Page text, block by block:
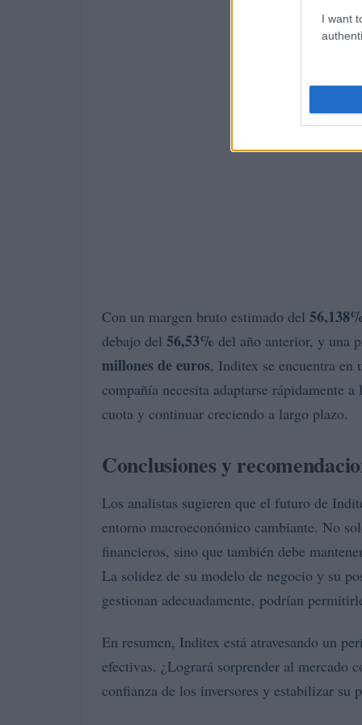
I want
Con un margen bruto estimado del
debajo del 56,53% del año anterior, y una
millones de euros, Inditex se encuentra en
compañía necesita adaptarse rápidamente
cuota y continuar creciendo a largo plazo.
Conclusiones y
Los analistas sugieren que el futuro de
entorno macroeconómico cambiante. No
financieros, sino que también debe
La solidez de su modelo de negocio y su
gestionan adecuadamente, podrían
En resumen, Inditex está atravesando un
efectivas. ¿Logrará sorprender al mercado
confianza de los inversores y estabilizar su